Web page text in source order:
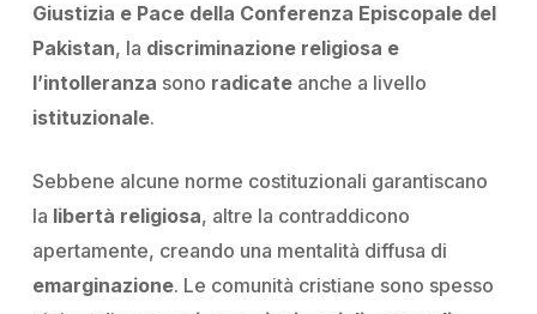
Giustizia e Pace della Conferenza Episcopale del
Pakistan, la discriminazione religiosa e
l’intolleranza sono radicate anche a livello
istituzionale.
Sebbene alcune norme costituzionali garantiscano
la libertà religiosa, altre la contraddicono
apertamente, creando una mentalità diffusa di
emarginazione. Le comunità cristiane sono spesso